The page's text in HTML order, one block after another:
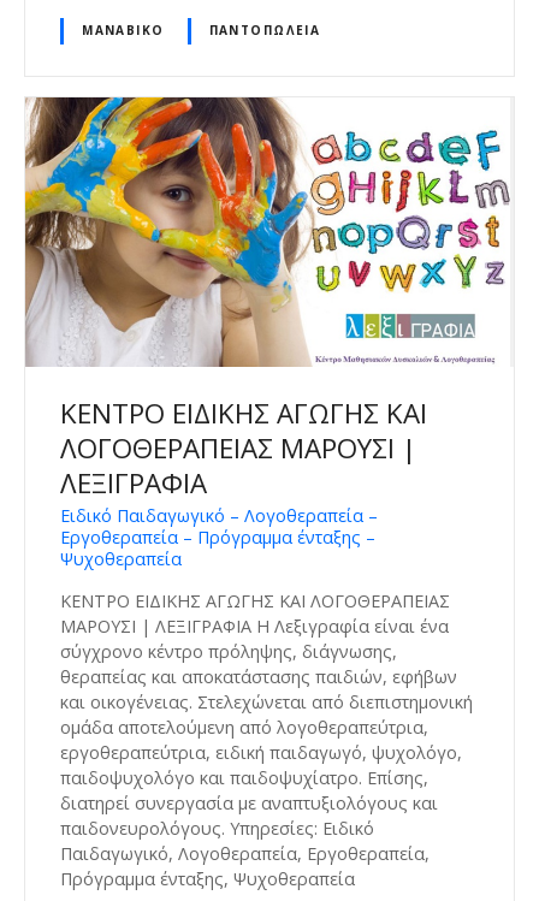
ΜΑΝΆΒΙΚΟ ΠΑΝΤΟΠΩΛΕΊΑ
ΚΕΝΤΡΟ ΕΙΔΙΚΗΣ ΑΓΩΓΗΣ ΚΑΙ
ΛΟΓΟΘΕΡΑΠΕΙΑΣ ΜΑΡΟΥΣΙ |
ΛΕΞΙΓΡΑΦΙΑ
Ειδικό Παιδαγωγικό – Λογοθεραπεία –
Εργοθεραπεία – Πρόγραμμα ένταξης –
Ψυχοθεραπεία
ΚΕΝΤΡΟ ΕΙΔΙΚΗΣ ΑΓΩΓΗΣ ΚΑΙ ΛΟΓΟΘΕΡΑΠΕΙΑΣ
ΜΑΡΟΥΣΙ | ΛΕΞΙΓΡΑΦΙΑ H Λεξιγραφία είναι ένα
σύγχρονο κέντρο πρόληψης, διάγνωσης,
θεραπείας και αποκατάστασης παιδιών, εφήβων
και οικογένειας. Στελεχώνεται από διεπιστημονική
ομάδα αποτελούμενη από λογοθεραπεύτρια,
εργοθεραπεύτρια, ειδική παιδαγωγό, ψυχολόγο,
παιδοψυχολόγο και παιδοψυχίατρο. Επίσης,
διατηρεί συνεργασία με αναπτυξιολόγους και
παιδονευρολόγους. Υπηρεσίες: Ειδικό
Παιδαγωγικό, Λογοθεραπεία, Εργοθεραπεία,
Πρόγραμμα ένταξης, Ψυχοθεραπεία